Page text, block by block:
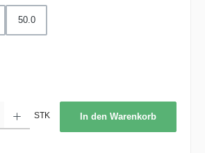
50.0
STK In den Warenkorb